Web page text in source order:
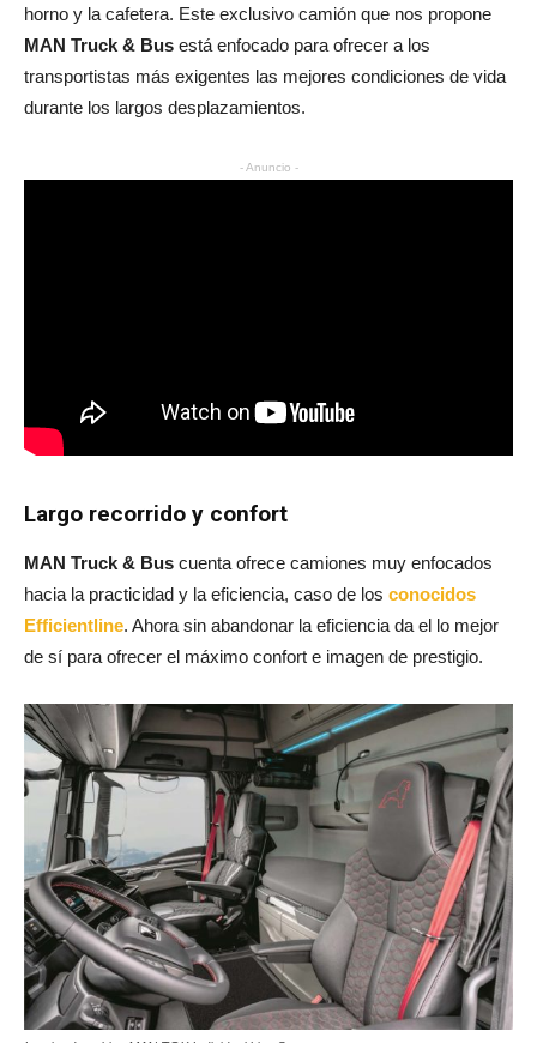
horno y la cafetera. Este exclusivo camión que nos propone
MAN Truck & Bus está enfocado para ofrecer a los
transportistas más exigentes las mejores condiciones de vida
durante los largos desplazamientos.
- Anuncio -
Largo recorrido y confort
MAN Truck & Bus cuenta ofrece camiones muy enfocados
hacia la practicidad y la eficiencia, caso de los conocidos
Efficientline. Ahora sin abandonar la eficiencia da el lo mejor
de sí para ofrecer el máximo confort e imagen de prestigio.